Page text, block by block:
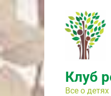
контенту
Клуб
Все о